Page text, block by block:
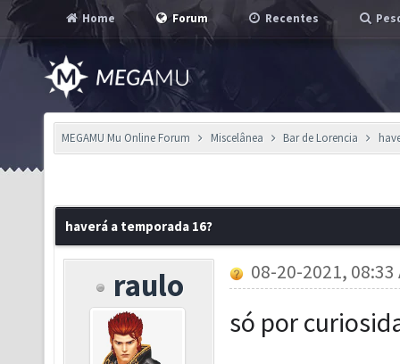
Home Forum Recentes
MEGAMU Mu Online Forum Miscelânea Bar de Lorencia
haverá a temporada 16?
raulo 08-20-2021, 08:33
só por